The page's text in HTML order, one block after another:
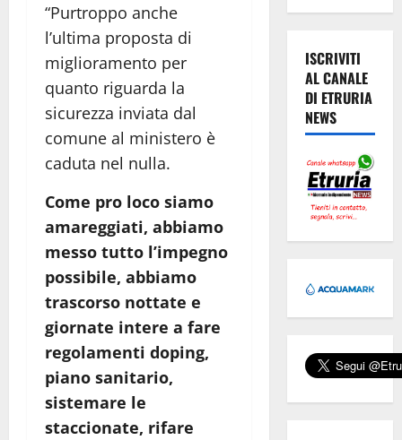
“Purtroppo anche
l’ultima proposta di
miglioramento per
quanto riguarda la
sicurezza inviata dal
comune al ministero è
caduta nel nulla.
Come pro loco siamo
amareggiati, abbiamo
messo tutto l’impegno
possibile, abbiamo
trascorso nottate e
giornate intere a fare
regolamenti doping,
piano sanitario,
sistemare le
staccionate, rifare
ISCRIVITI
AL CANALE
DI ETRURIA
NEWS